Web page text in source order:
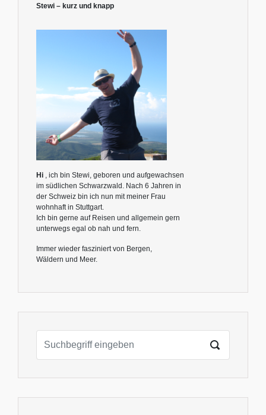
Stewi – kurz und knapp
Hi , ich bin Stewi, geboren und aufgewachsen
im südlichen Schwarzwald. Nach 6 Jahren in
der Schweiz bin ich nun mit meiner Frau
wohnhaft in Stuttgart.
Ich bin gerne auf Reisen und allgemein gern
unterwegs egal ob nah und fern.
Immer wieder fasziniert von Bergen,
Wäldern und Meer.